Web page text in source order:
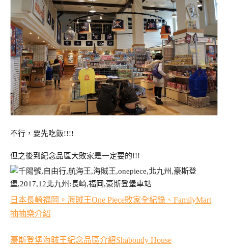
不行，要先吃飯!!!!
但之後到紀念品區大敗家是一定要的!!!
日本長崎福岡。海賊王One Piece敗家全紀錄、FamilyMart
抽抽樂介紹
豪斯登堡海賊王紀念品區介紹Shabondy House